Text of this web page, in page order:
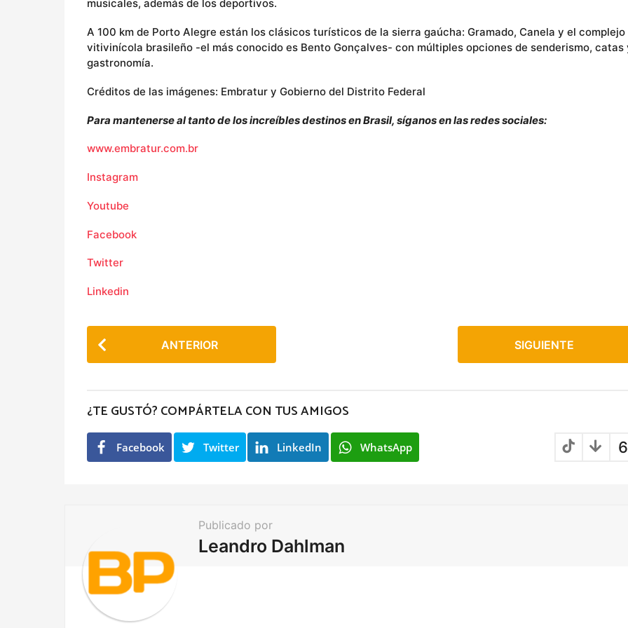
musicales, además de los deportivos.
A 100 km de Porto Alegre están los clásicos turísticos de la sierra gaúcha: Gramado, Canela y el complejo
vitivinícola brasileño -el más conocido es Bento Gonçalves- con múltiples opciones de senderismo, catas
gastronomía.
Créditos de las imágenes: Embratur y Gobierno del Distrito Federal
Para mantenerse al tanto de los increíbles destinos en Brasil, síganos en las redes sociales:
www.embratur.com.br
Instagram
Youtube
Facebook
Twitter
Linkedin
P
o
P
a
g
t
o
n
ANTERIOR SIGUIENTE
¿TE GUSTÓ? COMPÁRTELA CON TUS AMIGOS
Facebook Twitter LinkedIn WhatsApp
Publicado por
Leandro Dahlman